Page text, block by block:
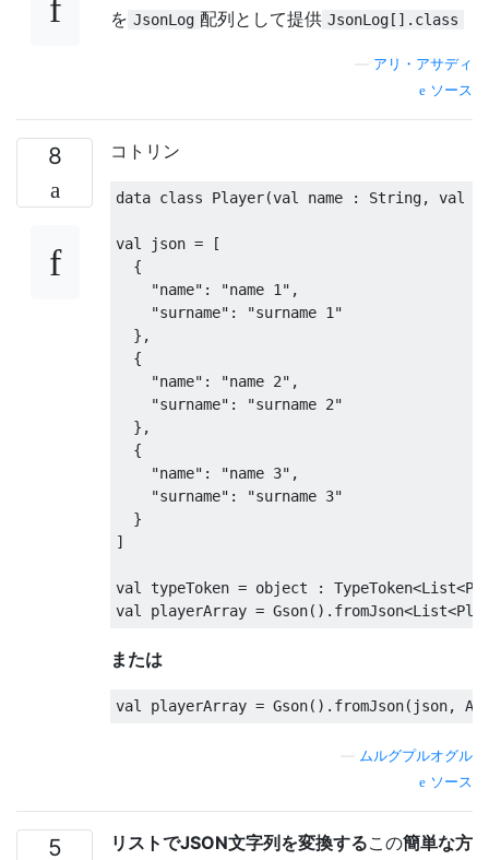
を JsonLog 配列として提供 JsonLog[].class
アリ・アサディ
ソース
8 コトリン
data class Player(val name : String, val
val json =
[
{
"name" : "name 1" ,
"surname" :
"surname 1"
},
{
"name" : "name 2" ,
"surname" :
"surname 2"
},
{
"name" : "name 3" ,
"surname" :
"surname 3"
}
]
val typeToken = object : TypeToken<List<
val playerArray = Gson(). fromJson<List<
または
val playerArray = Gson(). fromJson( json,
ムルグプルオグル
ソース
5 リストでJSON文字列を変換するこの簡単な方